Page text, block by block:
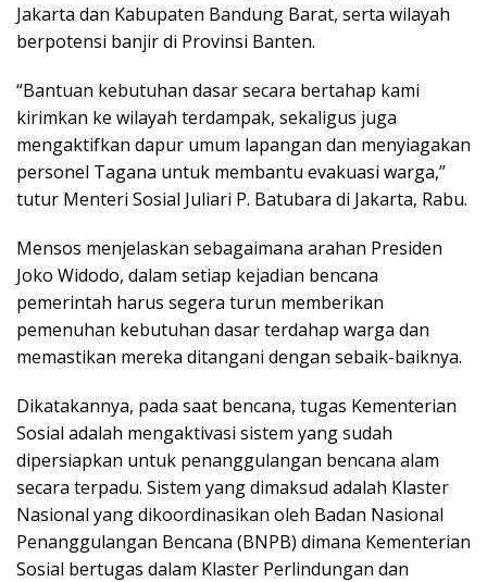
Jakarta dan Kabupaten Bandung Barat, serta wilayah
berpotensi banjir di Provinsi Banten.
“Bantuan kebutuhan dasar secara bertahap kami
kirimkan ke wilayah terdampak, sekaligus juga
mengaktifkan dapur umum lapangan dan menyiagakan
personel Tagana untuk membantu evakuasi warga,”
tutur Menteri Sosial Juliari P. Batubara di Jakarta, Rabu.
Mensos menjelaskan sebagaimana arahan Presiden
Joko Widodo, dalam setiap kejadian bencana
pemerintah harus segera turun memberikan
pemenuhan kebutuhan dasar terdahap warga dan
memastikan mereka ditangani dengan sebaik-baiknya.
Dikatakannya, pada saat bencana, tugas Kementerian
Sosial adalah mengaktivasi sistem yang sudah
dipersiapkan untuk penanggulangan bencana alam
secara terpadu. Sistem yang dimaksud adalah Klaster
Nasional yang dikoordinasikan oleh Badan Nasional
Penanggulangan Bencana (BNPB) dimana Kementerian
Sosial bertugas dalam Klaster Perlindungan dan